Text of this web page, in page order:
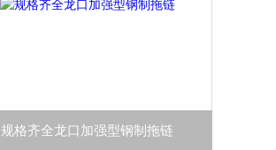
规格齐全龙口加强型钢制拖链